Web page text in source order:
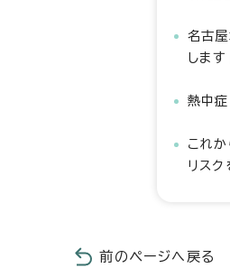
名古
します
熱中症
これ
リスク
前のページへ戻る